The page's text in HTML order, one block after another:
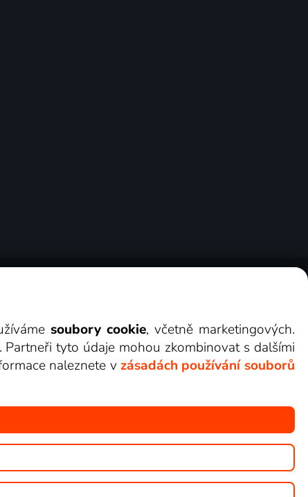
sledovat v Lepší.TV.
soubory cookie, včetně marketingových.
tyto údaje mohou zkombinovat s dalšími
naleznete v zásadách používání souborů